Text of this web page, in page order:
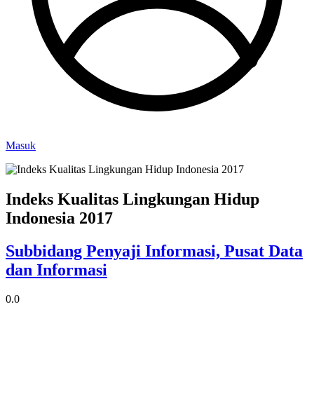
Masuk
Indeks Kualitas Lingkungan Hidup
Indonesia 2017
Subbidang Penyaji Informasi, Pusat Data
dan Informasi
0.0